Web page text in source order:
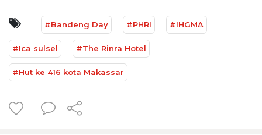
#Bandeng Day #PHRI #IHGMA
#Ica sulsel #The Rinra Hotel
#Hut ke 416 kota Makassar